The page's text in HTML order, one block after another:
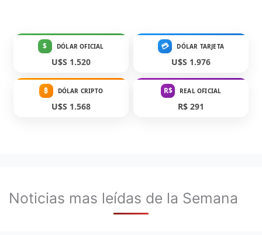
$ DÓLAR OFICIAL
U$S 1.520
💳 DÓLAR TARJETA
U$S 1.976
₿ DÓLAR CRIPTO
U$S 1.568
R$ REAL OFICIAL
R$ 291
Noticias mas leídas de la Semana